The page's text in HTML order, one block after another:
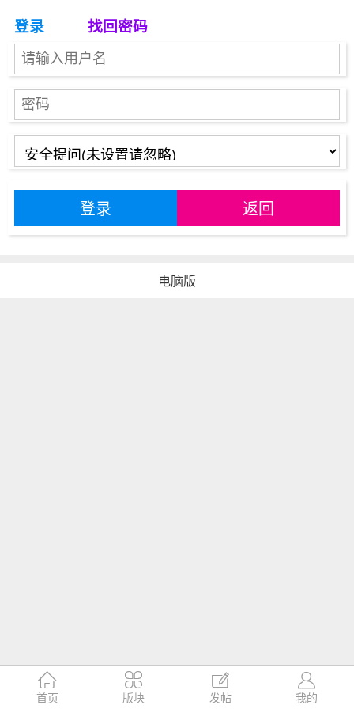
登录 找回密码
登录 返回

首页

版块

发帖

我的
电脑版